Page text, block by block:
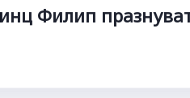
Филип